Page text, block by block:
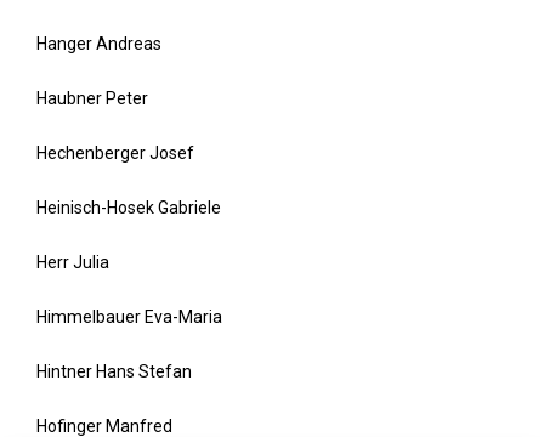
Hanger Andreas
Haubner Peter
Hechenberger Josef
Heinisch-Hosek Gabriele
Herr Julia
Himmelbauer Eva-Maria
Hintner Hans Stefan
Hofinger Manfred